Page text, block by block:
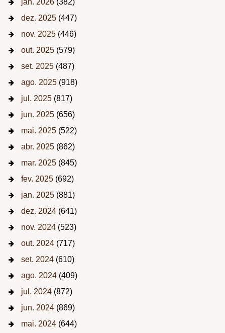
dez. 2025 (447)
nov. 2025 (446)
out. 2025 (579)
set. 2025 (487)
ago. 2025 (918)
jul. 2025 (817)
jun. 2025 (656)
mai. 2025 (522)
abr. 2025 (862)
mar. 2025 (845)
fev. 2025 (692)
jan. 2025 (881)
dez. 2024 (641)
nov. 2024 (523)
out. 2024 (717)
set. 2024 (610)
ago. 2024 (409)
jul. 2024 (872)
jun. 2024 (869)
mai. 2024 (644)